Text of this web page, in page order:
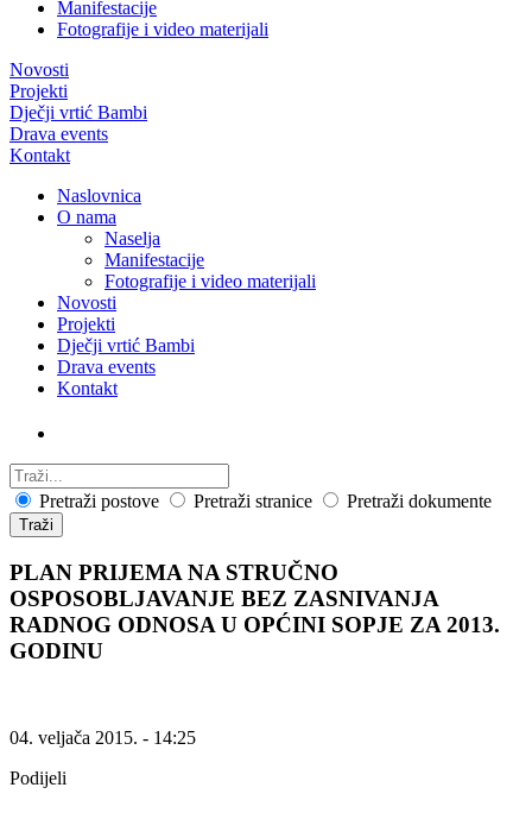
Manifestacije
Fotografije i video materijali
Novosti
Projekti
Dječji vrtić Bambi
Drava events
Kontakt
Naslovnica
O nama
Naselja
Manifestacije
Fotografije i video materijali
Novosti
Projekti
Dječji vrtić Bambi
Drava events
Kontakt
Pretraži postove Pretraži stranice Pretraži dokumente
Traži
PLAN PRIJEMA NA STRUČNO
OSPOSOBLJAVANJE BEZ ZASNIVANJA
RADNOG ODNOSA U OPĆINI SOPJE ZA 2013.
GODINU
04. veljača 2015. - 14:25
Podijeli